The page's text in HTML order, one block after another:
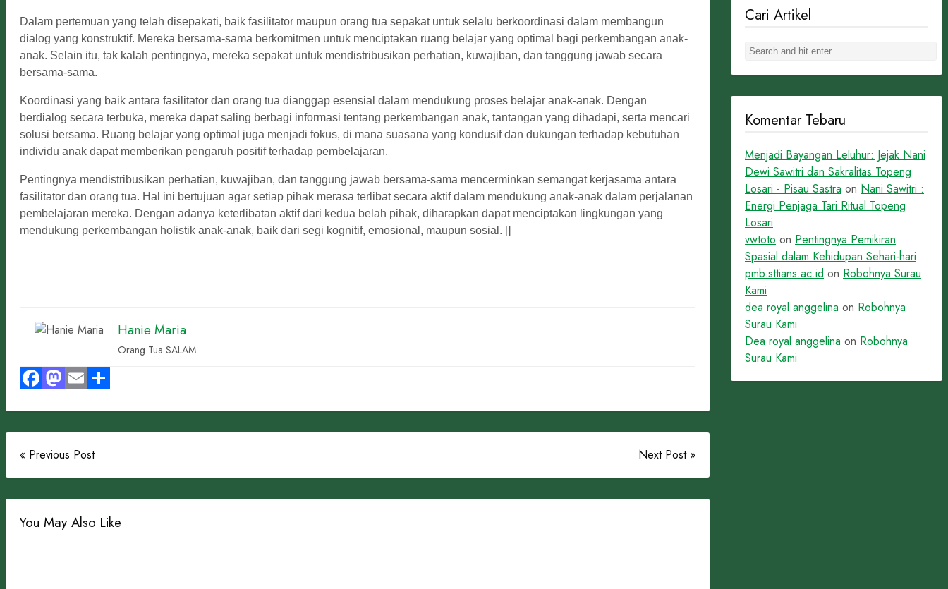
Dalam pertemuan yang telah disepakati, baik fasilitator maupun orang tua sepakat untuk selalu berkoordinasi dalam membangun
dialog yang konstruktif. Mereka bersama-sama berkomitmen untuk menciptakan ruang belajar yang optimal bagi perkembangan anak-
anak. Selain itu, tak kalah pentingnya, mereka sepakat untuk mendistribusikan perhatian, kuwajiban, dan tanggung jawab secara
bersama-sama.
Koordinasi yang baik antara fasilitator dan orang tua dianggap esensial dalam mendukung proses belajar anak-anak. Dengan
berdialog secara terbuka, mereka dapat saling berbagi informasi tentang perkembangan anak, tantangan yang dihadapi, serta mencari
solusi bersama. Ruang belajar yang optimal juga menjadi fokus, di mana suasana yang kondusif dan dukungan terhadap kebutuhan
individu anak dapat memberikan pengaruh positif terhadap pembelajaran.
Pentingnya mendistribusikan perhatian, kuwajiban, dan tanggung jawab bersama-sama mencerminkan semangat kerjasama antara
fasilitator dan orang tua. Hal ini bertujuan agar setiap pihak merasa terlibat secara aktif dalam mendukung anak-anak dalam perjalanan
pembelajaran mereka. Dengan adanya keterlibatan aktif dari kedua belah pihak, diharapkan dapat menciptakan lingkungan yang
mendukung perkembangan holistik anak-anak, baik dari segi kognitif, emosional, maupun sosial. []
Hanie Maria
Orang Tua SALAM
« Previous Post Next Post »
You May Also Like
Cari Artikel
Komentar Tebaru
Menjadi Bayangan Leluhur: Jejak Nani
Dewi Sawitri dan Sakralitas Topeng
Losari - Pisau Sastra on Nani Sawitri :
Energi Penjaga Tari Ritual Topeng
Losari
vwtoto on Pentingnya Pemikiran
Spasial dalam Kehidupan Sehari-hari
pmb.sttians.ac.id on Robohnya Surau
Kami
dea royal anggelina on Robohnya
Surau Kami
Dea royal anggelina on Robohnya
Surau Kami